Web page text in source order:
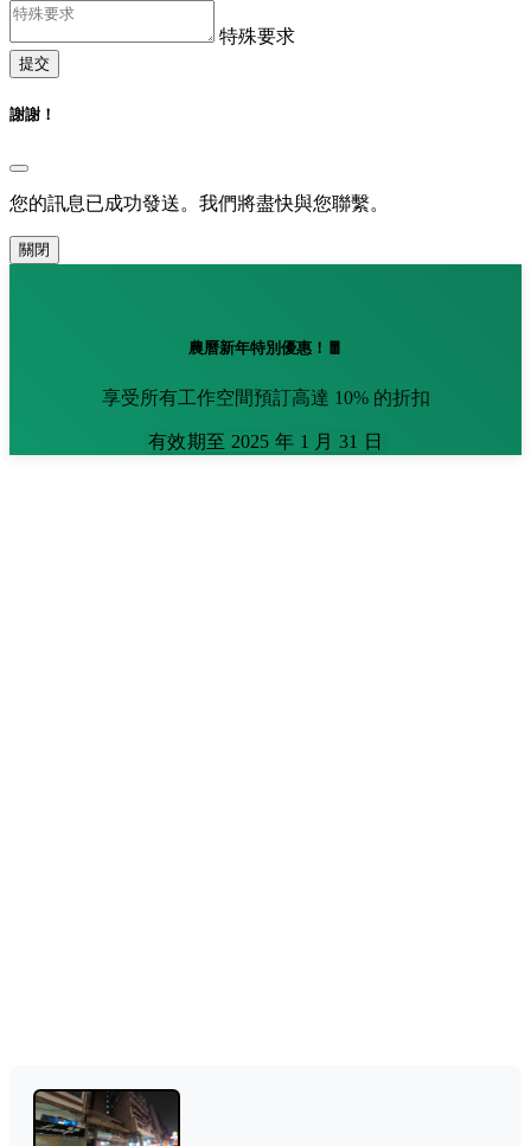
特殊要求
提交
謝謝！
您的訊息已成功發送。我們將盡快與您聯繫。
關閉
農曆新年特別優惠！🧧
享受所有工作空間預訂高達 10% 的折扣
有效期至 2025 年 1 月 31 日